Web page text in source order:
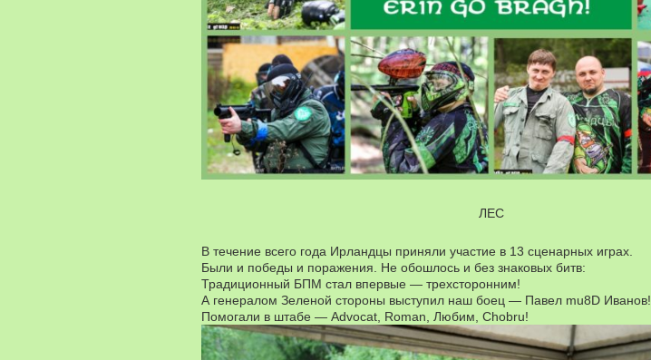
ЛЕС
В течение всего года Ирландцы приняли участие в 13 сценарных играх.
Были и победы и поражения. Не обошлось и без знаковых битв:
Традиционный БПМ стал впервые — трехсторонним!
А генералом Зеленой стороны выступил наш боец — Павел mu8D Иванов!
Помогали в штабе — Advocat, Roman, Любим, Chobru!